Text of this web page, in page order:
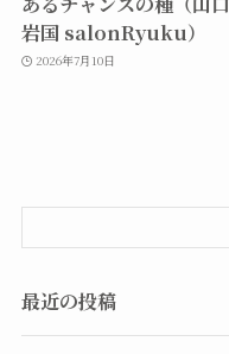
岩国 salonRyuku）
2026年7月10日
最近の投稿